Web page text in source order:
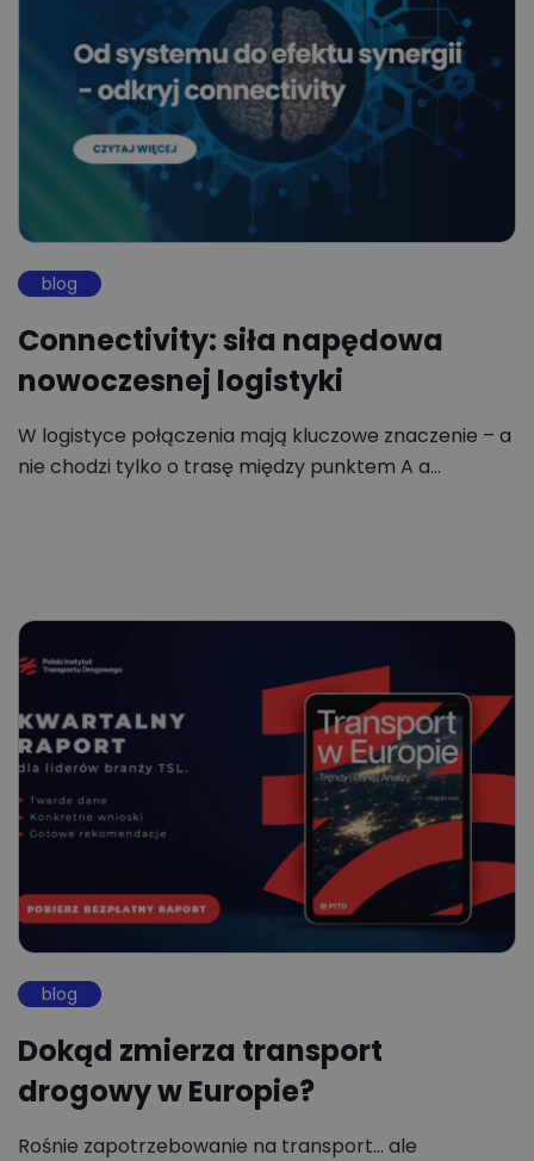
blog
Connectivity: siła napędowa
nowoczesnej logistyki
W logistyce połączenia mają kluczowe znaczenie – a
nie chodzi tylko o trasę między punktem A a…
blog
Dokąd zmierza transport
drogowy w Europie?
Rośnie zapotrzebowanie na transport... ale